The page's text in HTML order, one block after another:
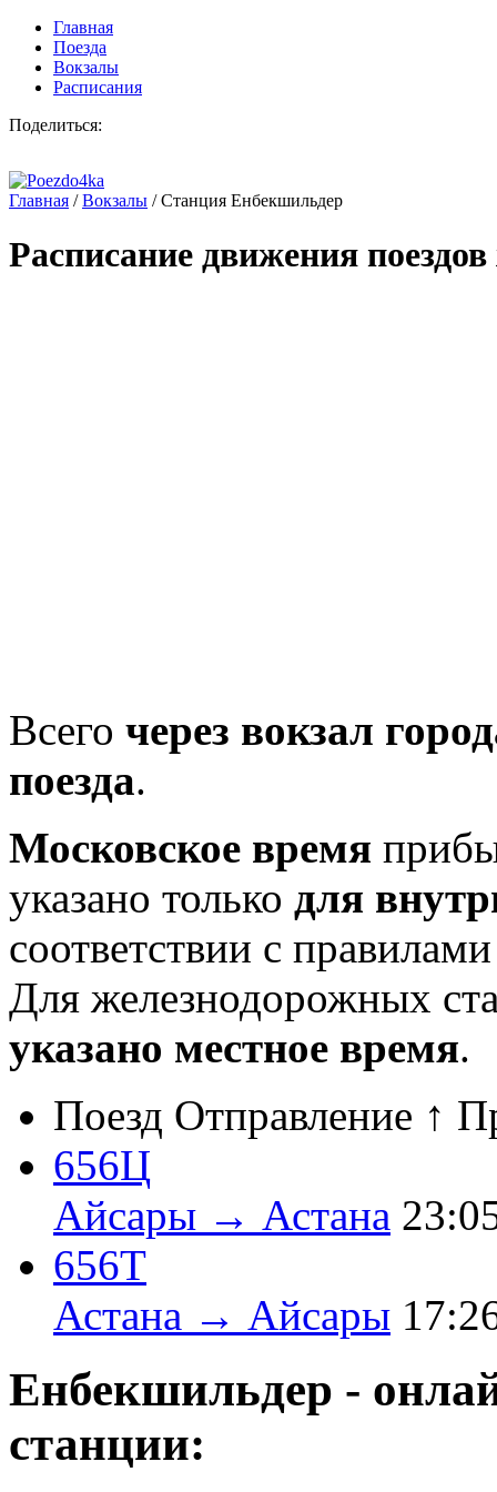
Главная
Поезда
Вокзалы
Расписания
Поделиться:
Главная /Вокзалы /Станция Енбекшильдер
Расписание движения
Всего через вокзал
поезда.
Московское время
указано только для
соответствии с
Для железнодорожных
указано местное время.
Поезд Отправление ↑
656Ц
Айсары → Астана
656Т
Астана → Айсары
Енбекшильдер -
станции: